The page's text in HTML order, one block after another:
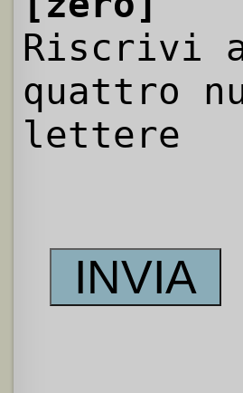
Riscrivi
quattro
lettere